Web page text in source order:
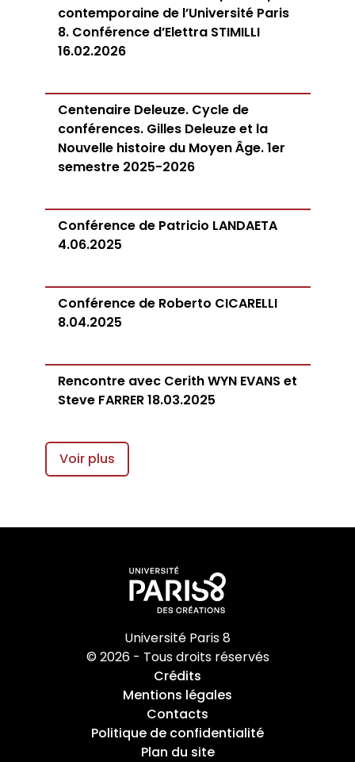
contemporaine de l’Université Paris
8. Conférence d’Elettra STIMILLI
16.02.2026
Centenaire Deleuze. Cycle de
conférences. Gilles Deleuze et la
Nouvelle histoire du Moyen Âge. 1er
semestre 2025-2026
Conférence de Patricio LANDAETA
4.06.2025
Conférence de Roberto CICARELLI
8.04.2025
Rencontre avec Cerith WYN EVANS et
Steve FARRER 18.03.2025
Voir plus
Université Paris 8
© 2026 - Tous droits réservés
Crédits
Mentions légales
Contacts
Politique de confidentialité
Plan du site